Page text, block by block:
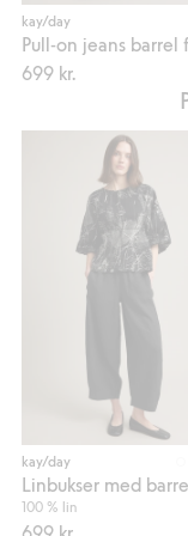
kay/day
699 kr.
kay/day
Linbukser med
100 % lin
699 kr.